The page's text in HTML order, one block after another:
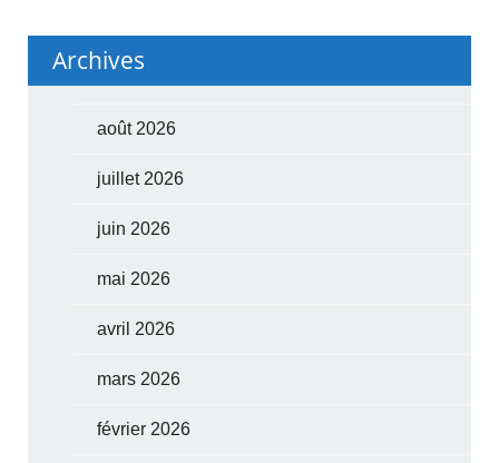
Archives
août 2026
juillet 2026
juin 2026
mai 2026
avril 2026
mars 2026
février 2026